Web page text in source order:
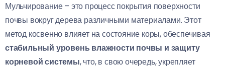
Мульчирование – это процесс покрытия поверхности
почвы вокруг дерева различными материалами. Этот
метод косвенно влияет на состояние коры, обеспечивая
стабильный уровень влажности почвы и защиту
корневой системы, что, в свою очередь, укрепляет